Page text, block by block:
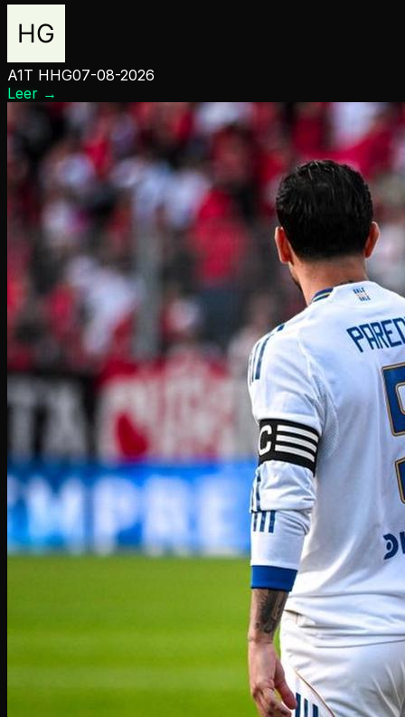
A1T HHG07-08-2026
Leer →